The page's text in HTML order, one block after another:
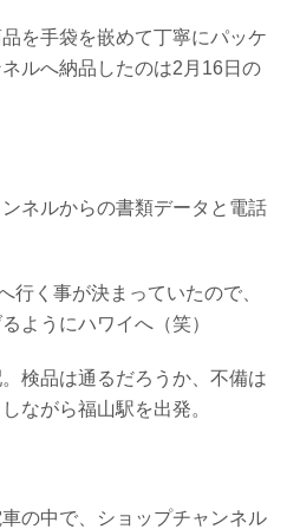
を手袋を嵌めて丁寧にパッケ
ルへ納品したのは2月16日の
ネルからの書類データと電話
行く事が決まっていたので、
ようにハワイへ（笑）
検品は通るだろうか、不備は
ながら福山駅を出発。
の中で、ショップチャンネル